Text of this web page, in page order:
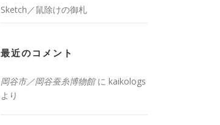
Sketch／鼠除けの御札
最近のコメント
岡谷市／岡谷蚕糸博物館に kaikologs
より